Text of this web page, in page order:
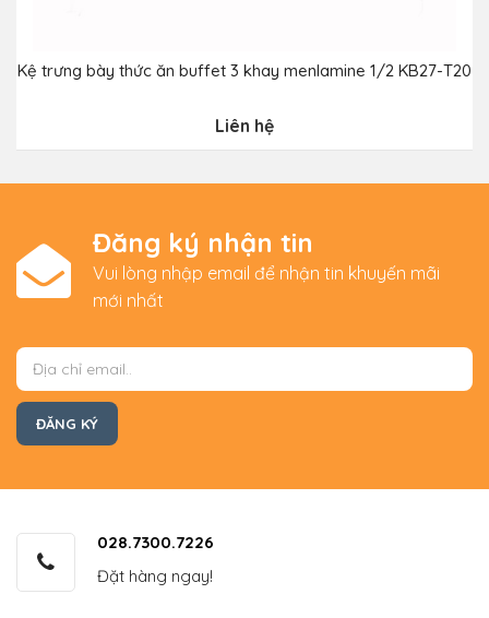
Kệ trưng bày thức ăn buffet 3 khay menlamine 1/2 KB27-T20
Liên hệ
Đăng ký nhận tin
Vui lòng nhập email để nhận tin khuyến mãi
mới nhất
028.7300.7226
Đặt hàng ngay!